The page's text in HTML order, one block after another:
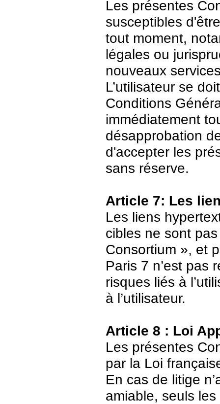
Les présentes
susceptibles
tout moment,
légales ou
nouveaux
L’utilisateur se
Conditions
immédiatement
désapprobation
d'accepter les
sans réserve.
Article 7: Les
Les liens
cibles ne sont
Consortium », et
Paris 7 n’est pas
risques liés à
à l’utilisateur.
Article 8 : Loi
Les présentes
par la Loi
En cas de litige
amiable, seuls